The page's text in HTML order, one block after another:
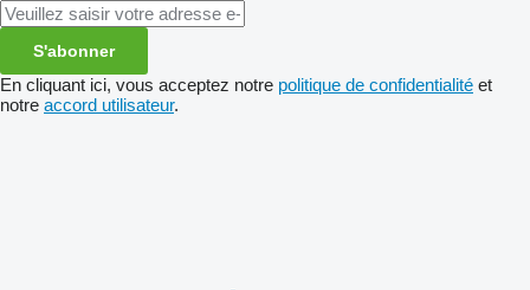
S'abonner
En cliquant ici, vous acceptez notre politique de confidentialité et
notre accord utilisateur.